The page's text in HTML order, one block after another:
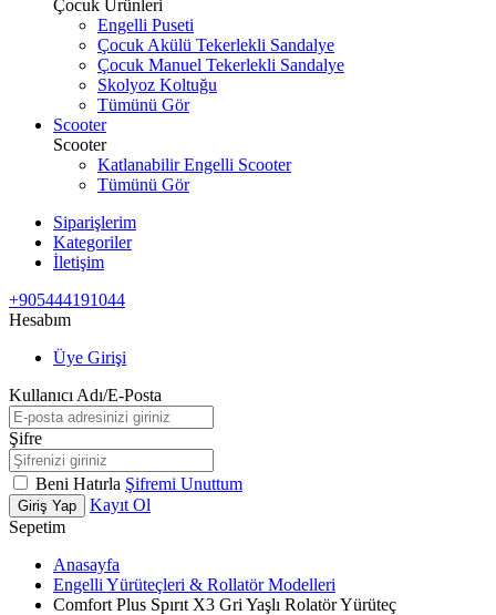
Çocuk Ürünleri
Engelli Puseti
Çocuk Akülü Tekerlekli Sandalye
Çocuk Manuel Tekerlekli Sandalye
Skolyoz Koltuğu
Tümünü Gör
Scooter
Scooter
Katlanabilir Engelli Scooter
Tümünü Gör
Siparişlerim
Kategoriler
İletişim
+905444191044
Hesabım
Üye Girişi
Kullanıcı Adı/E-Posta
Şifre
Beni Hatırla Şifremi Unuttum
Giriş Yap
Kayıt Ol
Sepetim
Anasayfa
Engelli Yürüteçleri & Rollatör Modelleri
Comfort Plus Spırıt X3 Gri Yaşlı Rolatör Yürüteç